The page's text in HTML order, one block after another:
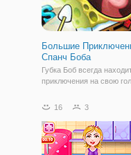
Большие
Спанч Боба
Губка Боб всегда
приключения на свою
Приключения Спанч
Здесь вы управляете
другом, которому
проходить через разные
16 3